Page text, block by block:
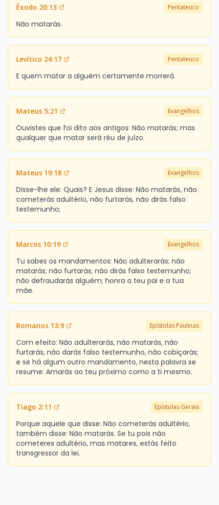
Êxodo 20:13 Pentateuco
Não matarás.
Levítico 24:17 Pentateuco
E quem matar a alguém certamente morrerá.
Mateus 5:21 Evangelhos
Ouvistes que foi dito aos antigos: Não matarás; mas
qualquer que matar será réu de juízo.
Mateus 19:18 Evangelhos
Disse-lhe ele: Quais? E Jesus disse: Não matarás, não
cometerás adultério, não furtarás, não dirás falso
testemunho;
Marcos 10:19 Evangelhos
Tu sabes os mandamentos: Não adulterarás; não
matarás; não furtarás; não dirás falso testemunho;
não defraudarás alguém; honra a teu pai e a tua
mãe.
Romanos 13:9 Epístolas Paulinas
Com efeito: Não adulterarás, não matarás, não
furtarás, não darás falso testemunho, não cobiçarás;
e se há algum outro mandamento, nesta palavra se
resume: Amarás ao teu próximo como a ti mesmo.
Tiago 2:11 Epístolas Gerais
Porque aquele que disse: Não cometerás adultério,
também disse: Não matarás. Se tu pois não
cometeres adultério, mas matares, estás feito
transgressor da lei.